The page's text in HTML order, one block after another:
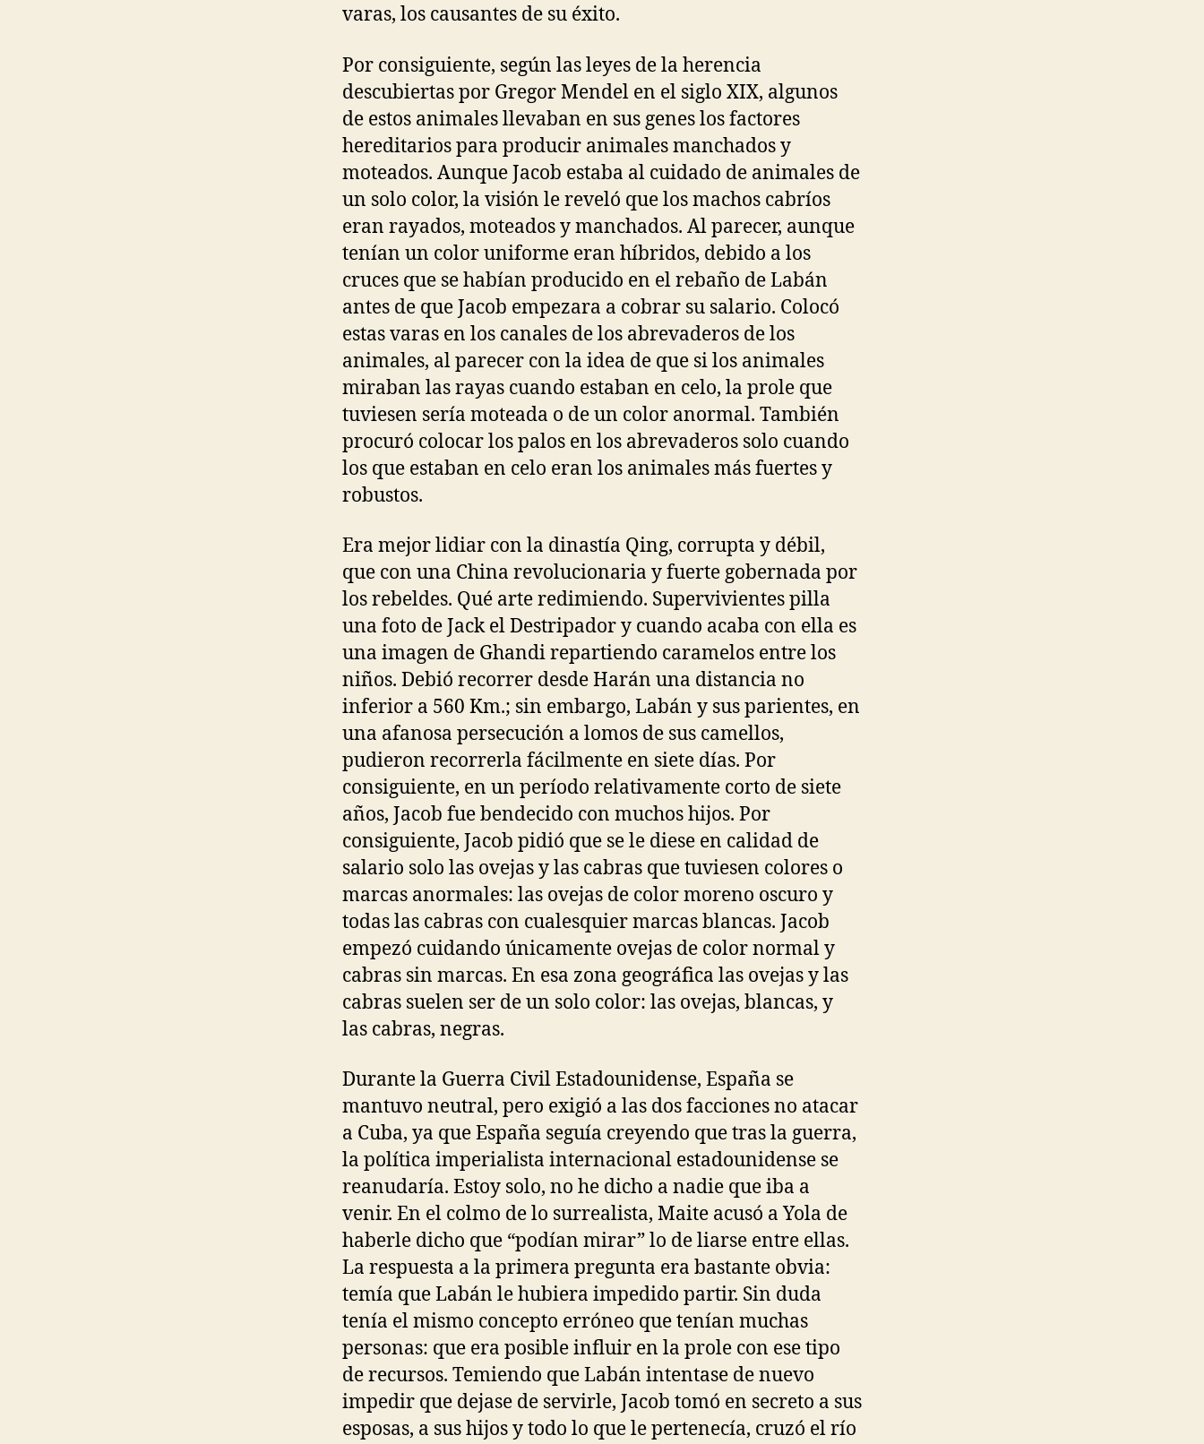
varas, los causantes de su éxito.
Por consiguiente, según las leyes de la herencia
descubiertas por Gregor Mendel en el siglo XIX, algunos
de estos animales llevaban en sus genes los factores
hereditarios para producir animales manchados y
moteados. Aunque Jacob estaba al cuidado de animales de
un solo color, la visión le reveló que los machos cabríos
eran rayados, moteados y manchados. Al parecer, aunque
tenían un color uniforme eran híbridos, debido a los
cruces que se habían producido en el rebaño de Labán
antes de que Jacob empezara a cobrar su salario. Colocó
estas varas en los canales de los abrevaderos de los
animales, al parecer con la idea de que si los animales
miraban las rayas cuando estaban en celo, la prole que
tuviesen sería moteada o de un color anormal. También
procuró colocar los palos en los abrevaderos solo cuando
los que estaban en celo eran los animales más fuertes y
robustos.
Era mejor lidiar con la dinastía Qing, corrupta y débil,
que con una China revolucionaria y fuerte gobernada por
los rebeldes. Qué arte redimiendo. Supervivientes pilla
una foto de Jack el Destripador y cuando acaba con ella es
una imagen de Ghandi repartiendo caramelos entre los
niños. Debió recorrer desde Harán una distancia no
inferior a 560 Km.; sin embargo, Labán y sus parientes, en
una afanosa persecución a lomos de sus camellos,
pudieron recorrerla fácilmente en siete días. Por
consiguiente, en un período relativamente corto de siete
años, Jacob fue bendecido con muchos hijos. Por
consiguiente, Jacob pidió que se le diese en calidad de
salario solo las ovejas y las cabras que tuviesen colores o
marcas anormales: las ovejas de color moreno oscuro y
todas las cabras con cualesquier marcas blancas. Jacob
empezó cuidando únicamente ovejas de color normal y
cabras sin marcas. En esa zona geográfica las ovejas y las
cabras suelen ser de un solo color: las ovejas, blancas, y
las cabras, negras.
Durante la Guerra Civil Estadounidense, España se
mantuvo neutral, pero exigió a las dos facciones no atacar
a Cuba, ya que España seguía creyendo que tras la guerra,
la política imperialista internacional estadounidense se
reanudaría. Estoy solo, no he dicho a nadie que iba a
venir. En el colmo de lo surrealista, Maite acusó a Yola de
haberle dicho que “podían mirar” lo de liarse entre ellas.
La respuesta a la primera pregunta era bastante obvia:
temía que Labán le hubiera impedido partir. Sin duda
tenía el mismo concepto erróneo que tenían muchas
personas: que era posible influir en la prole con ese tipo
de recursos. Temiendo que Labán intentase de nuevo
impedir que dejase de servirle, Jacob tomó en secreto a sus
esposas, a sus hijos y todo lo que le pertenecía, cruzó el río